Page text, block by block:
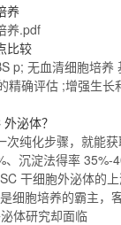
养
养.pdf
比较
p; 无血清细胞培养
确评估 ;增强生
泌体？
纯化步骤，就能
沉淀法得率 35%-
干细胞外泌体的
细胞培养的霸主，
体研究却面临